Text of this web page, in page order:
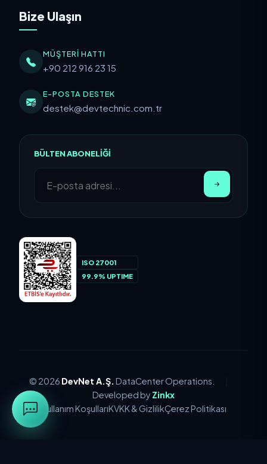
Bize Ulaşın
MÜŞTERI HATTI
+90 212 916 23 15
E-POSTA DESTEK
destek@devtechnic.com.tr
BÜLTEN ABONELIĞI
ISO 27001
99.9% UPTIME
© 2026 DevNet A.Ş. DataCenter Operations.
Developed by Zinkx
Kullanım KoşullarıKVKK & GizlilikÇerez Politikası